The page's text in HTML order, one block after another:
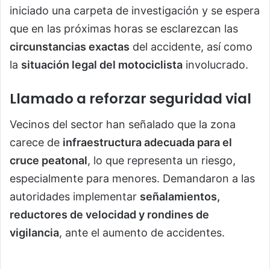
iniciado una carpeta de investigación y se espera
que en las próximas horas se esclarezcan las
circunstancias exactas del accidente, así como
la situación legal del motociclista involucrado.
Llamado a reforzar seguridad vial
Vecinos del sector han señalado que la zona
carece de infraestructura adecuada para el
cruce peatonal, lo que representa un riesgo,
especialmente para menores. Demandaron a las
autoridades implementar señalamientos,
reductores de velocidad y rondines de
vigilancia, ante el aumento de accidentes.